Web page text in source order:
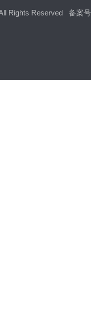
Rights Reserved 备案